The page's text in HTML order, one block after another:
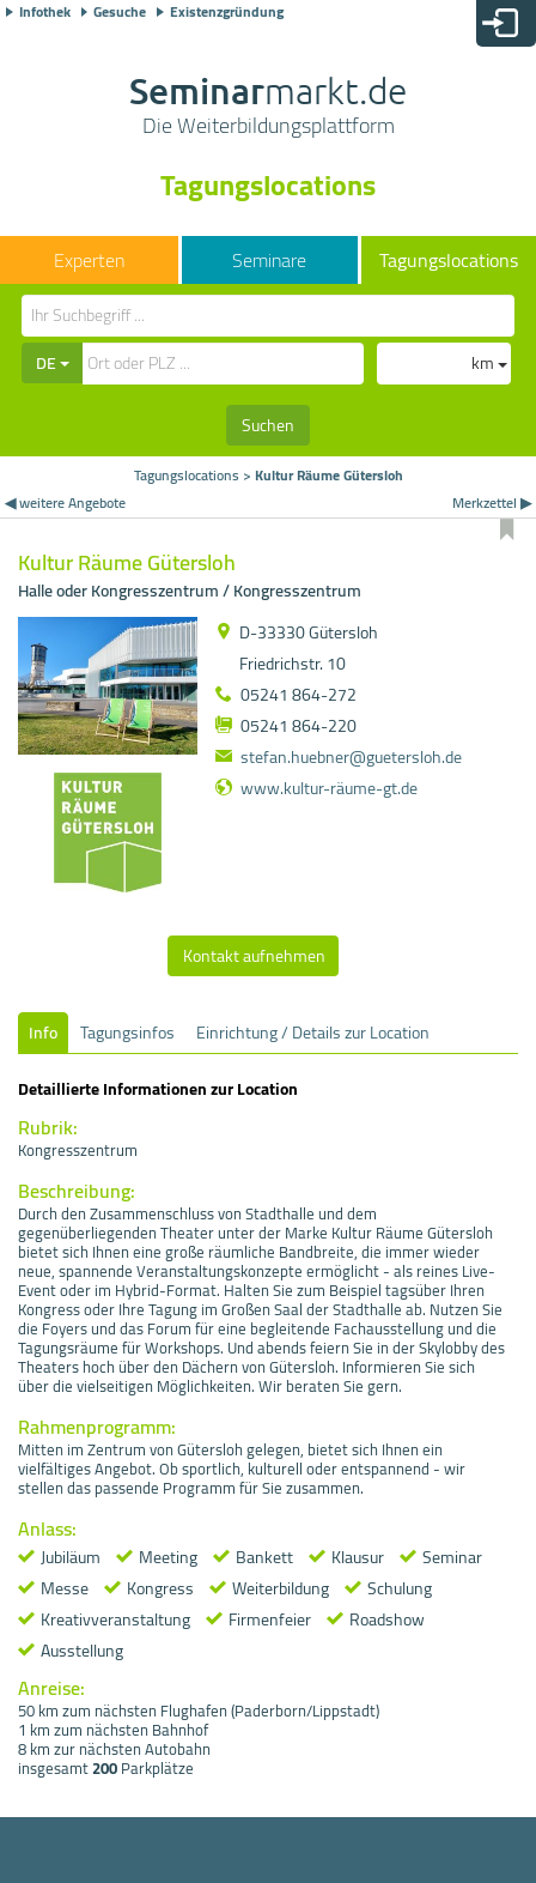
Infothek Gesuche Existenzgründung
Seminarmarkt.de
Die Weiterbildungsplattform
Tagungslocations
Seminare Tagungslocations
DE
km
Suchen
Tagungslocations > Kultur Räume Gütersloh
◀ weitere Angebote
Merkzettel ▶
Kultur Räume Gütersloh
Halle oder Kongresszentrum / Kongresszentrum
D-33330 Gütersloh
Friedrichstr. 10
05241 864-272
05241 864-220
stefan.huebner@guetersloh.de
www.kultur-räume-gt.de
Kontakt aufnehmen
Info Tagungsinfos
Einrichtung / Details zur Location
Detaillierte Informationen zur Location
Rubrik:
Kongresszentrum
Beschreibung:
Durch den Zusammenschluss von Stadthalle und dem
gegenüberliegenden Theater unter der Marke Kultur Räume Gütersloh
bietet sich Ihnen eine große räumliche Bandbreite, die immer wieder
neue, spannende Veranstaltungskonzepte ermöglicht - als reines Live-
Event oder im Hybrid-Format. Halten Sie zum Beispiel tagsüber Ihren
Kongress oder Ihre Tagung im Großen Saal der Stadthalle ab. Nutzen Sie
die Foyers und das Forum für eine begleitende Fachausstellung und die
Tagungsräume für Workshops. Und abends feiern Sie in der Skylobby des
Theaters hoch über den Dächern von Gütersloh. Informieren Sie sich
über die vielseitigen Möglichkeiten. Wir beraten Sie gern.
Rahmenprogramm:
Mitten im Zentrum von Gütersloh gelegen, bietet sich Ihnen ein
vielfältiges Angebot. Ob sportlich, kulturell oder entspannend - wir
stellen das passende Programm für Sie zusammen.
Anlass:
Jubiläum Meeting Bankett Klausur
Seminar
Messe
Kongress Weiterbildung
Schulung
Kreativveranstaltung
Firmenfeier
Roadshow
Ausstellung
Anreise:
50 km zum nächsten Flughafen (Paderborn/Lippstadt)
1 km zum nächsten Bahnhof
8 km zur nächsten Autobahn
insgesamt200Parkplätze